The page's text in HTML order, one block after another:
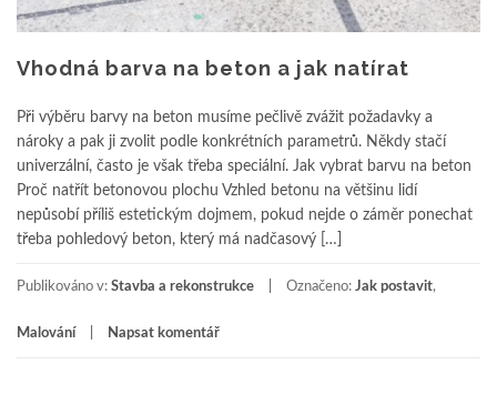
Vhodná barva na beton a jak natírat
Při výběru barvy na beton musíme pečlivě zvážit požadavky a
nároky a pak ji zvolit podle konkrétních parametrů. Někdy stačí
univerzální, často je však třeba speciální. Jak vybrat barvu na beton
Proč natřít betonovou plochu Vzhled betonu na většinu lidí
nepůsobí příliš estetickým dojmem, pokud nejde o záměr ponechat
třeba pohledový beton, který má nadčasový […]
Publikováno v: Stavba a rekonstrukce Označeno: Jak postavit,
Malování Napsat komentář